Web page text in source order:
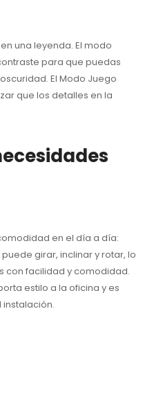
una leyenda. El modo
para que puedas
El Modo Juego
que los detalles en la
en el día a día:
girar, inclinar y rotar, lo
con facilidad y comodidad.
estilo a la oficina y es
instalación.